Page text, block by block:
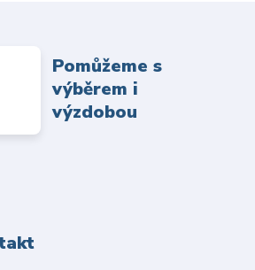
Pomůžeme s
výběrem i
výzdobou